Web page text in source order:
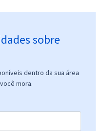
sobre
dentro da sua área
mora.